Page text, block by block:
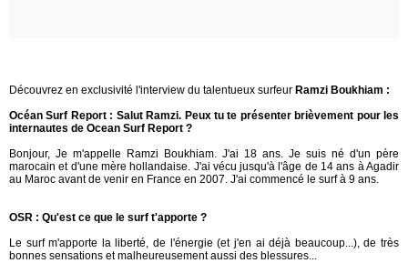
Découvrez en exclusivité l'interview du talentueux surfeur Ramzi Boukhiam :
Océan Surf Report : Salut Ramzi. Peux tu te présenter brièvement pour les
internautes de Ocean Surf Report ?
Bonjour, Je m'appelle Ramzi Boukhiam. J'ai 18 ans. Je suis né d'un père
marocain et d'une mère hollandaise. J'ai vécu jusqu'à l'âge de 14 ans à Agadir
au Maroc avant de venir en France en 2007. J'ai commencé le surf à 9 ans.
OSR : Qu'est ce que le surf t'apporte ?
Le surf m'apporte la liberté, de l'énergie (et j'en ai déjà beaucoup...), de très
bonnes sensations et malheureusement aussi des blessures...